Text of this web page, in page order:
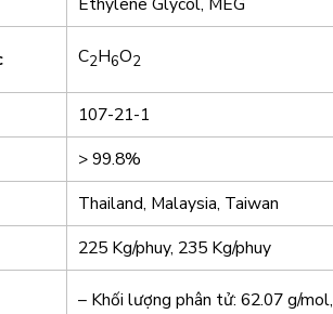
C2H6O2
107-21-1
> 99.8%
Thailand, Malaysia, Taiwan
225 Kg/phuy, 235 Kg/phuy
– Khối lượng phân tử: 62.07 g/mol,